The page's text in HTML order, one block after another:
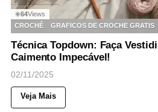
◉64Views
CROCHÊ
GRAFICOS DE CROCHE GRATIS
Técnica Topdown: Faça
Caimento Impecável!
02/11/2025
Veja Mais